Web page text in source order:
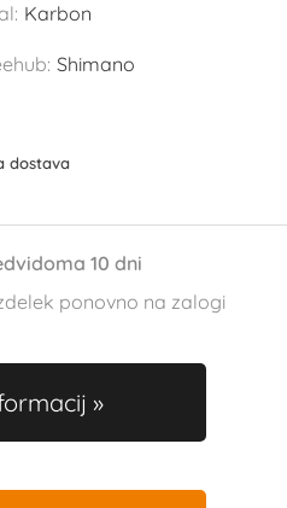
Karbon
Shimano
dostava
10 dni
ponovno na zalogi